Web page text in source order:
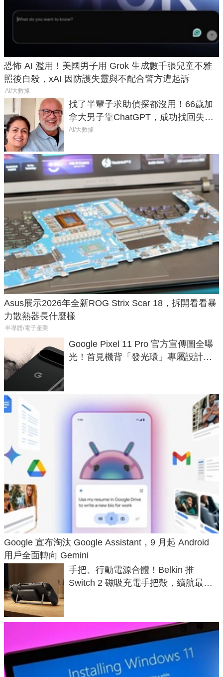
恐怖 AI 濫用！美國男子用 Grok 生成數千張兒童不雅
照後自殺，xAI 因防護失靈與不配合警方遭起訴
AI/大數據
找了半輩子求助偵探都沒用！66歲加
拿大男子靠ChatGPT，成功找回失散
50年家人
AI/大數據
Asus展示2026年全新ROG Strix Scar 18，拆開看看暴
力散熱器長什麼樣
半導體/電子產業
Google Pixel 11 Pro 官方宣傳圖全曝
光！首見機背「發光環」專屬設計、
Google 宣布淘汰 Google Assistant，9 月起 Android
用戶全面轉向 Gemini
手把、行動電源合體！Belkin 推
Switch 2 磁吸充電手把殼，續航最高